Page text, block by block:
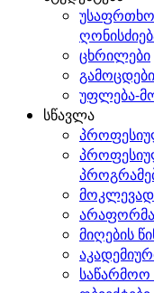
ცხრილები
გამოცდები
უფლება-
სწავლა
მიღების
საწარმოო